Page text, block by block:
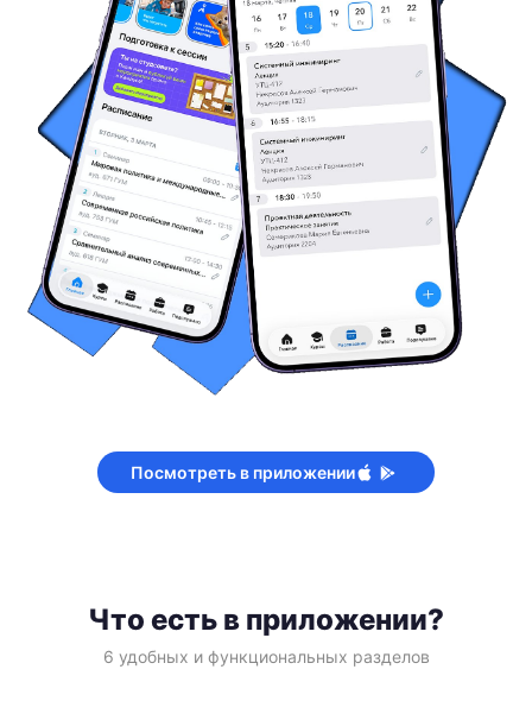
Посмотреть в приложении
Что есть в приложении?
6 удобных и функциональных разделов